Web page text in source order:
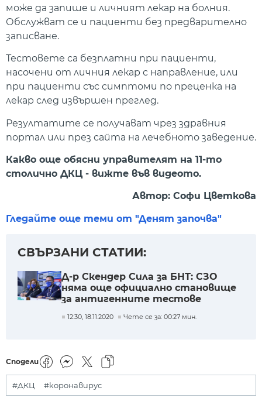
може да запише и личният лекар на болния.
Обслужват се и пациенти без предварително
записване.
Тестовете са безплатни при пациенти,
насочени от личния лекар с направление, или
при пациенти със симптоми по преценка на
лекар след извършен преглед.
Резултатите се получават чрез здравния
портал или през сайта на лечебното заведение.
Какво още обясни управителят на 11-то
столично ДКЦ - вижте във видеото.
Автор: Софи Цветкова
Гледайте още теми от "Денят започва"
СВЪРЗАНИ СТАТИИ:
Д-р Скендер Сила за БНТ: СЗО
няма още официално становище
за антигенните тестове
12:30, 18.11.2020 Чете се за: 00:27 мин.
Сподели
#ДКЦ #коронавирус